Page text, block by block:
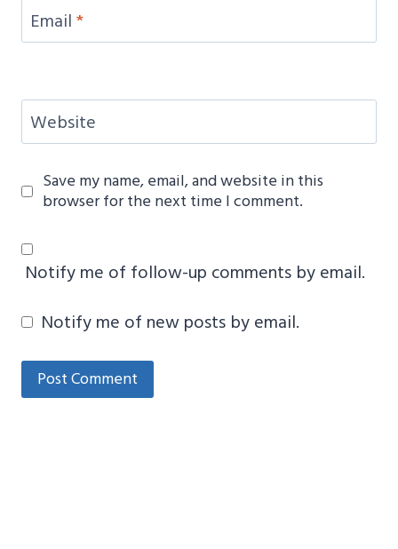
Email*
Website
Save my name, email, and website in this
browser for the next time I comment.
Notify me of follow-up comments by email.
Notify me of new posts by email.